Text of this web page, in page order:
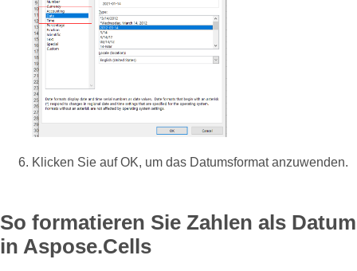
Klicken Sie auf OK, um das Datumsformat anzuwenden.
So formatieren Sie Zahlen als Datum
in Aspose.Cells